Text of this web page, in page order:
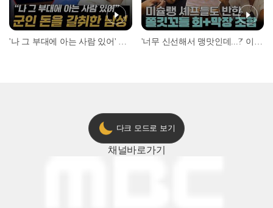
다크 모드로 보기
채널바로가기